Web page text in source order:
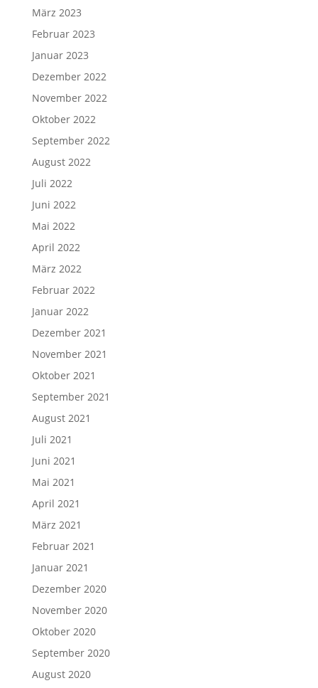
März 2023
Februar 2023
Januar 2023
Dezember 2022
November 2022
Oktober 2022
September 2022
August 2022
Juli 2022
Juni 2022
Mai 2022
April 2022
März 2022
Februar 2022
Januar 2022
Dezember 2021
November 2021
Oktober 2021
September 2021
August 2021
Juli 2021
Juni 2021
Mai 2021
April 2021
März 2021
Februar 2021
Januar 2021
Dezember 2020
November 2020
Oktober 2020
September 2020
August 2020